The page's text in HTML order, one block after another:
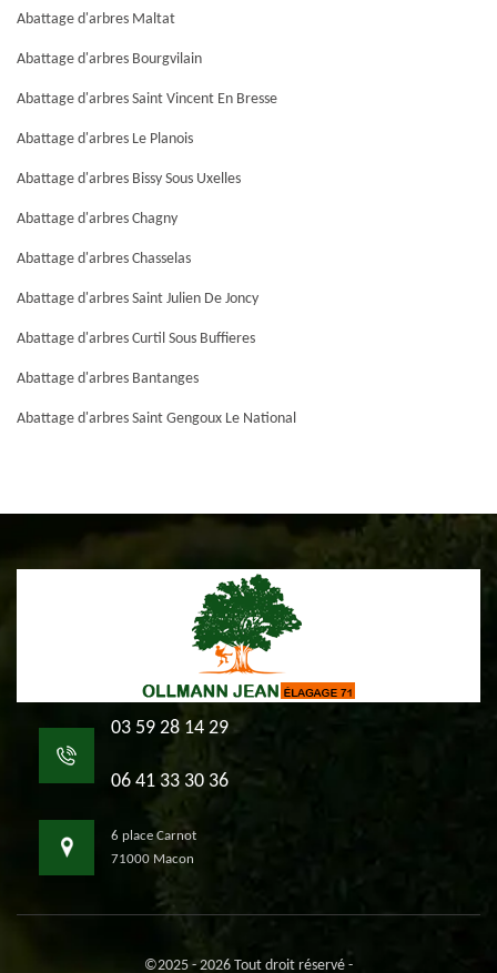
Abattage d'arbres Maltat
Abattage d'arbres Bourgvilain
Abattage d'arbres Saint Vincent En Bresse
Abattage d'arbres Le Planois
Abattage d'arbres Bissy Sous Uxelles
Abattage d'arbres Chagny
Abattage d'arbres Chasselas
Abattage d'arbres Saint Julien De Joncy
Abattage d'arbres Curtil Sous Buffieres
Abattage d'arbres Bantanges
Abattage d'arbres Saint Gengoux Le National
03 59 28 14 29
06 41 33 30 36
6 place Carnot
71000 Macon
©2025 - 2026 Tout droit réservé -